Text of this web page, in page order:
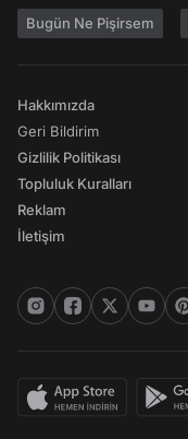
Bugün Ne Pişirsem
Hakkımızda
Geri Bildirim
Gizlilik Politikası
Topluluk Kuralları
Reklam
İletişim